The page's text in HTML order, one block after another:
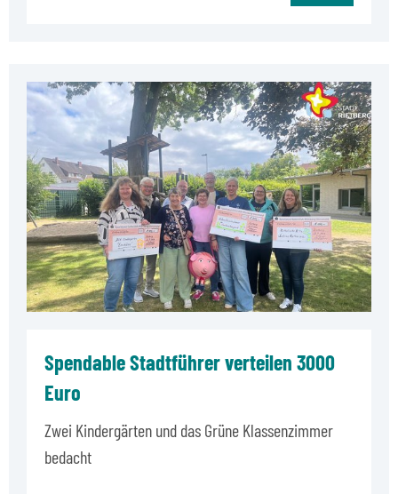
Spendable Stadtführer verteilen 3000
Euro
Zwei Kindergärten und das Grüne Klassenzimmer
bedacht